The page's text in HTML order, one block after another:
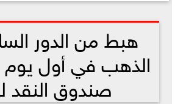
هبط من الدور
الذهب في أول
صندوق النقد